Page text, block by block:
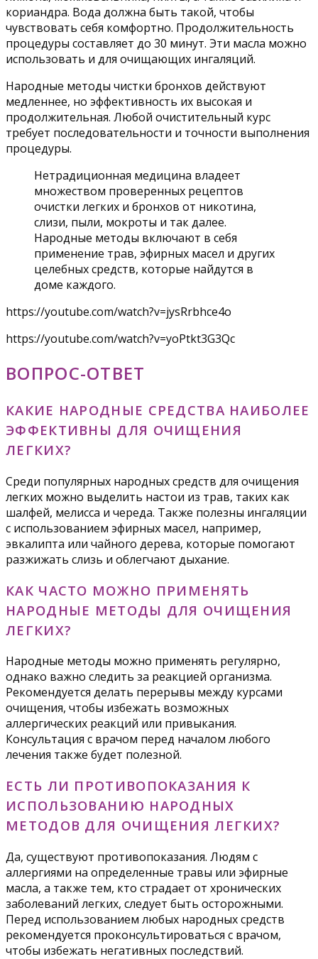
кориандра. Вода должна быть такой, чтобы
чувствовать себя комфортно. Продолжительность
процедуры составляет до 30 минут. Эти масла можно
использовать и для очищающих ингаляций.
Народные методы чистки бронхов действуют
медленнее, но эффективность их высокая и
продолжительная. Любой очистительный курс
требует последовательности и точности выполнения
процедуры.
Нетрадиционная медицина владеет
множеством проверенных рецептов
очистки легких и бронхов от никотина,
слизи, пыли, мокроты и так далее.
Народные методы включают в себя
применение трав, эфирных масел и других
целебных средств, которые найдутся в
доме каждого.
https://youtube.com/watch?v=jysRrbhce4o
https://youtube.com/watch?v=yoPtkt3G3Qc
ВОПРОС-ОТВЕТ
КАКИЕ НАРОДНЫЕ СРЕДСТВА НАИБОЛЕЕ
ЭФФЕКТИВНЫ ДЛЯ ОЧИЩЕНИЯ
ЛЕГКИХ?
Среди популярных народных средств для очищения
легких можно выделить настои из трав, таких как
шалфей, мелисса и череда. Также полезны ингаляции
с использованием эфирных масел, например,
эвкалипта или чайного дерева, которые помогают
разжижать слизь и облегчают дыхание.
КАК ЧАСТО МОЖНО ПРИМЕНЯТЬ
НАРОДНЫЕ МЕТОДЫ ДЛЯ ОЧИЩЕНИЯ
ЛЕГКИХ?
Народные методы можно применять регулярно,
однако важно следить за реакцией организма.
Рекомендуется делать перерывы между курсами
очищения, чтобы избежать возможных
аллергических реакций или привыкания.
Консультация с врачом перед началом любого
лечения также будет полезной.
ЕСТЬ ЛИ ПРОТИВОПОКАЗАНИЯ К
ИСПОЛЬЗОВАНИЮ НАРОДНЫХ
МЕТОДОВ ДЛЯ ОЧИЩЕНИЯ ЛЕГКИХ?
Да, существуют противопоказания. Людям с
аллергиями на определенные травы или эфирные
масла, а также тем, кто страдает от хронических
заболеваний легких, следует быть осторожными.
Перед использованием любых народных средств
рекомендуется проконсультироваться с врачом,
чтобы избежать негативных последствий.